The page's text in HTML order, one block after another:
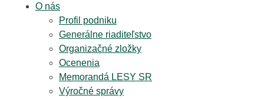
O nás
Profil podniku
Generálne riaditeľstvo
Organizačné zložky
Ocenenia
Memorandá LESY SR
Výročné správy